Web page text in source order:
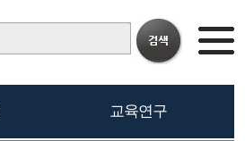
교육연구